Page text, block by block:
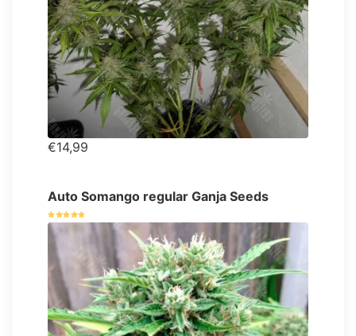
€14,99
Auto Somango regular Ganja Seeds